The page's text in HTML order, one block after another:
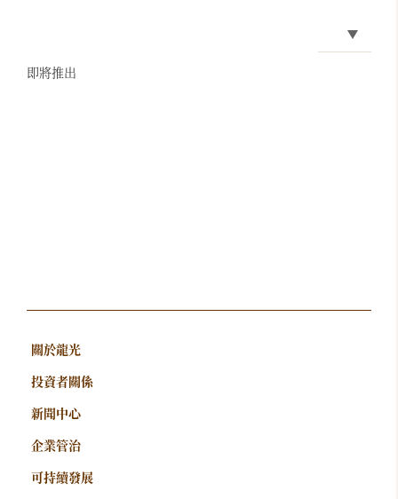
即將推出
關於龍光
投資者關係
新聞中心
企業管治
可持續發展